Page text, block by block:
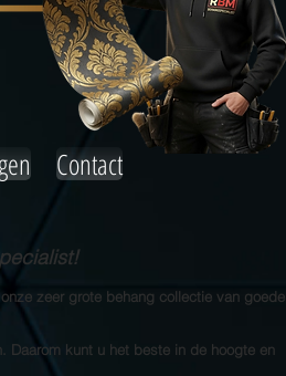
Contact
zeer grote behang collectie van goede
Daarom kunt u het beste in de hoogte en